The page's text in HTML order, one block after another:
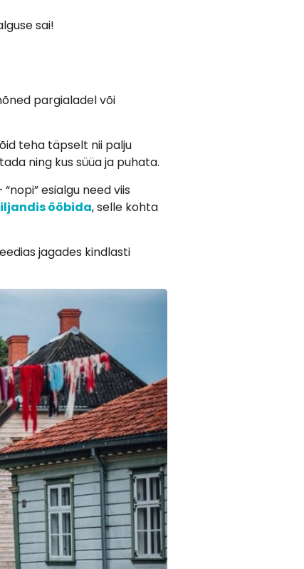
sai!
pargialadel või
teha täpselt nii palju
ning kus süüa ja puhata.
esialgu need viis
ööbida, selle kohta
jagades kindlasti